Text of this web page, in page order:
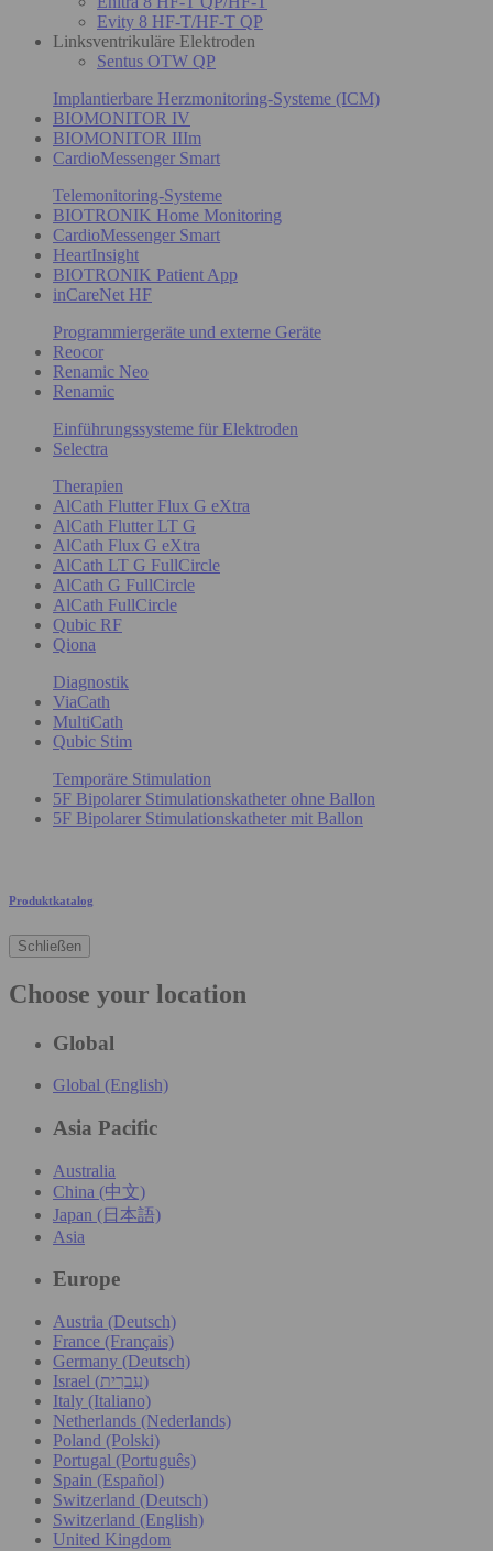
Evity 8 HF-T/HF-T QP
Linksventrikuläre Elektroden
Sentus OTW QP
Implantierbare Herzmonitoring-Systeme (ICM)
BIOMONITOR IV
BIOMONITOR IIIm
CardioMessenger Smart
Telemonitoring-Systeme
BIOTRONIK Home Monitoring
CardioMessenger Smart
HeartInsight
BIOTRONIK Patient App
inCareNet HF
Programmiergeräte und externe Geräte
Reocor
Renamic Neo
Renamic
Einführungssysteme für Elektroden
Selectra
Therapien
AlCath Flutter Flux G eXtra
AlCath Flutter LT G
AlCath Flux G eXtra
AlCath LT G FullCircle
AlCath G FullCircle
AlCath FullCircle
Qubic RF
Qiona
Diagnostik
ViaCath
MultiCath
Qubic Stim
Temporäre Stimulation
5F Bipolarer Stimulationskatheter ohne Ballon
5F Bipolarer Stimulationskatheter mit Ballon
Produktkatalog
Schließen
Choose your location
Global
Global (English)
Asia Pacific
Australia
China (中文)
Japan (日本語)
Asia
Europe
Austria (Deutsch)
France (Français)
Germany (Deutsch)
Israel (עִברִית)
Italy (Italiano)
Netherlands (Nederlands)
Poland (Polski)
Portugal (Português)
Spain (Español)
Switzerland (Deutsch)
Switzerland (English)
United Kingdom